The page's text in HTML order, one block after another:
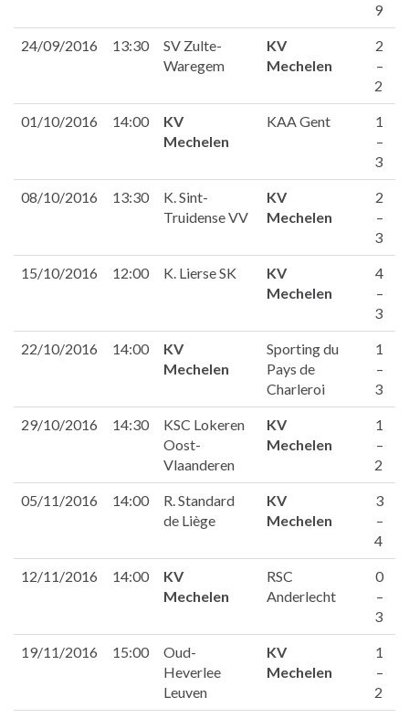
9
24/09/2016 13:30
SV Zulte-
Waregem
KV
Mechelen
2
–
2
01/10/2016 14:00
KV
Mechelen
KAA Gent
1
–
3
08/10/2016 13:30
K. Sint-
Truidense VV
KV
Mechelen
2
–
3
15/10/2016 12:00 K. Lierse SK
KV
Mechelen
4
–
3
22/10/2016 14:00
KV
Mechelen
Sporting du
Pays de
Charleroi
1
–
3
29/10/2016 14:30
KSC Lokeren
Oost-
Vlaanderen
KV
Mechelen
1
–
2
05/11/2016 14:00
R. Standard
de Liège
KV
Mechelen
3
–
4
12/11/2016 14:00
KV
Mechelen
RSC
Anderlecht
0
–
3
19/11/2016 15:00
Oud-
Heverlee
Leuven
KV
Mechelen
1
–
2